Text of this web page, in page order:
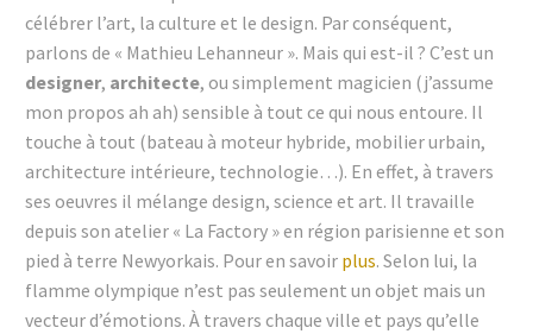
célébrer l’art, la culture et le design. Par conséquent,
parlons de « Mathieu Lehanneur ». Mais qui est-il ? C’est un
designer, architecte, ou simplement magicien (j’assume
mon propos ah ah) sensible à tout ce qui nous entoure. Il
touche à tout (bateau à moteur hybride, mobilier urbain,
architecture intérieure, technologie…). En effet, à travers
ses oeuvres il mélange design, science et art. Il travaille
depuis son atelier « La Factory » en région parisienne et son
pied à terre Newyorkais. Pour en savoir plus. Selon lui, la
flamme olympique n’est pas seulement un objet mais un
vecteur d’émotions. À travers chaque ville et pays qu’elle